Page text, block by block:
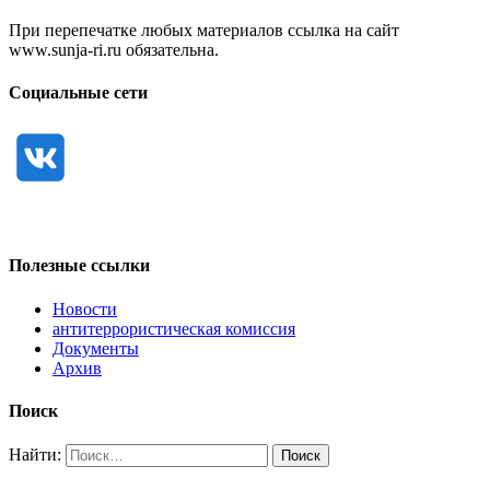
При перепечатке любых материалов ссылка на сайт
www.sunja-ri.ru обязательна.
Социальные сети
Полезные ссылки
Новости
антитеррористическая комиссия
Документы
Архив
Поиск
Найти: